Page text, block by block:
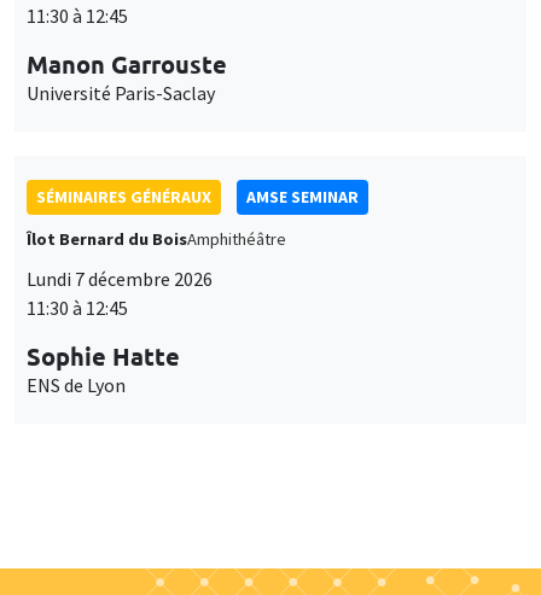
11:30 à 12:45
Manon Garrouste
Université Paris-Saclay
SÉMINAIRES GÉNÉRAUX
AMSE SEMINAR
Îlot Bernard du BoisAmphithéâtre
Lundi 7 décembre 2026
11:30 à 12:45
Sophie Hatte
ENS de Lyon